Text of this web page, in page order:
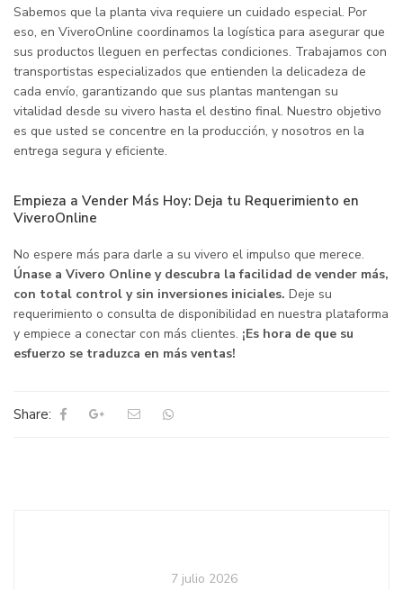
Sabemos que la planta viva requiere un cuidado especial. Por
eso, en ViveroOnline coordinamos la logística para asegurar que
sus productos lleguen en perfectas condiciones. Trabajamos con
transportistas especializados que entienden la delicadeza de
cada envío, garantizando que sus plantas mantengan su
vitalidad desde su vivero hasta el destino final. Nuestro objetivo
es que usted se concentre en la producción, y nosotros en la
entrega segura y eficiente.
Empieza a Vender Más Hoy: Deja tu Requerimiento en
ViveroOnline
No espere más para darle a su vivero el impulso que merece.
Únase a Vivero Online y descubra la facilidad de vender más,
con total control y sin inversiones iniciales. Deje su
requerimiento o consulta de disponibilidad en nuestra plataforma
y empiece a conectar con más clientes. ¡Es hora de que su
esfuerzo se traduzca en más ventas!
Share:
7 julio 2026